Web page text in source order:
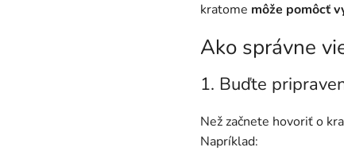
kratome môže pomôcť
Ako správne
1. Buďte
Než začnete hovoriť o
Napríklad: